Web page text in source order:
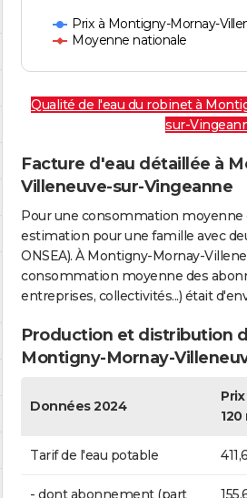
Prix à Montigny-Mornay-
Moyenne nationale
Qualité de l'eau du robinet à
sur-
Facture d'eau détaillée à
Villeneuve-sur-Vingeanne
Pour une consommation moyenne
estimation pour une famille avec
ONSEA). À Montigny-Mornay-
consommation moyenne des
entreprises, collectivités...) était
Production et distribution
Montigny-Mornay-
Données 2024
120
Tarif de l'eau potable
- dont abonnement (part